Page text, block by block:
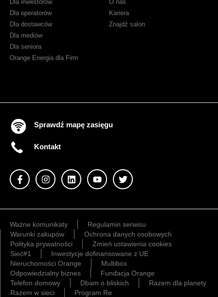
Dla inwestorów
Dla operatorów
Dla dostawców
Dla mediów
Dla seniora
Orange Energia dla Firm
O nas
Kariera
Znajdź salon
Sprawdź mapę zasięgu
Kontakt
Ważne komunikaty
Regulamin serwisu
Warunki zakupów
Ochrona danych osobowych
Polityka prywatności
Zmień ustawienia cookies
Sieć#1
Inwestycje dofinansowane z UE
Nieruchomości Orange
Multibox
Odpowiedzialny biznes
Fundacja Orange
Telefon domowy
Dbam o bliskich
Razem dla planety
Razem w sieci
Program Re